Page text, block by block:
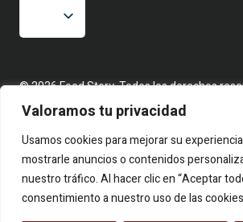
Valoramos tu privacidad
Usamos cookies para mejorar su
mostrarle anuncios o contenidos
nuestro tráfico. Al hacer clic en “Aceptar
consentimiento a nuestro uso de las
© 2026 Food Story, Todos los derechos
editorial independiente. Las firmas
creativas bajo seudónimo. Contenidos
hechos reales y fuentes públicas.